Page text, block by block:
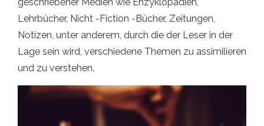
Lehrbücher, Nicht -Fiction -Bücher, Zeitungen,
Notizen, unter anderem, durch die der Leser in der
Lage sein wird, verschiedene Themen zu assimilieren
und zu verstehen.